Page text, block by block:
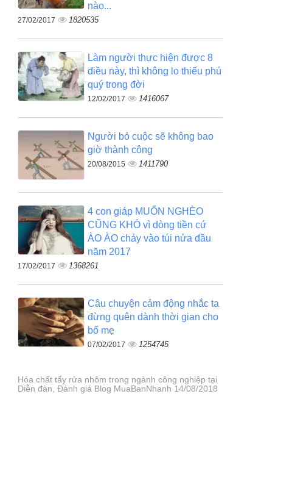
nào...
27/02/2017 1820535
Làm người thực hiện được 8
điều này, thì không lo thiếu phú
quý trong đời
12/02/2017 1416067
Người bỏ cuộc sẽ không bao
giờ thành công
20/08/2015 1411790
4 con giáp MUỐN NGHÈO
CŨNG KHÓ vì dòng tiền cứ
ÀO ÀO chảy vào túi nửa đầu
năm 2017
17/02/2017 1368261
Câu chuyện cảm động nhắc ta
đừng quên dành thời gian cho
bố mẹ
07/02/2017 1254745
Hóa chất tẩy rửa nhôm trong ngành công nghiệp tại
Diễn đàn, Đánh giá Blog MuaBanNhanh 14/08/2018